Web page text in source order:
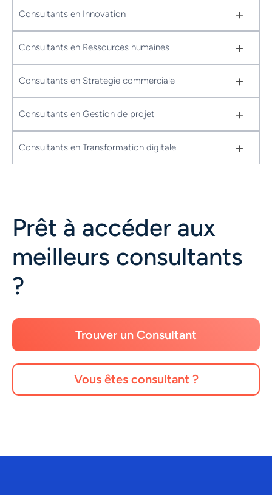
Consultants en Innovation +
Consultants en Ressources humaines +
Consultants en Strategie commerciale +
Consultants en Gestion de projet +
Consultants en Transformation digitale +
Prêt à accéder aux
meilleurs consultants
?
Trouver un Consultant
Vous êtes consultant ?